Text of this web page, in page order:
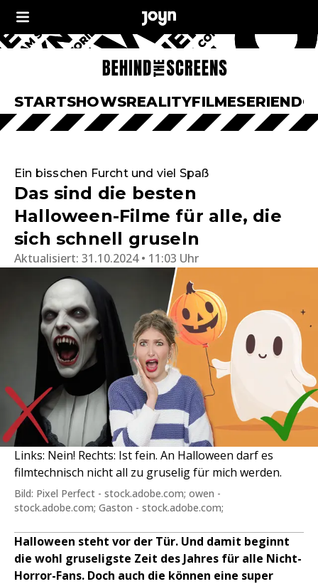
STARTSHOWSREALITYFILMESERIEN
Ein bisschen Furcht und viel Spaß
Das sind die besten
Halloween-Filme für alle, die
sich schnell gruseln
Aktualisiert: 31.10.2024 • 11:03 Uhr
Links: Nein! Rechts: Ist fein. An Halloween darf es
filmtechnisch nicht all zu gruselig für mich werden.
Bild: Pixel Perfect - stock.adobe.com; owen -
stock.adobe.com; Gaston - stock.adobe.com;
Halloween steht vor der Tür. Und damit beginnt
die wohl gruseligste Zeit des Jahres für alle Nicht-
Horror-Fans. Doch auch die können eine super